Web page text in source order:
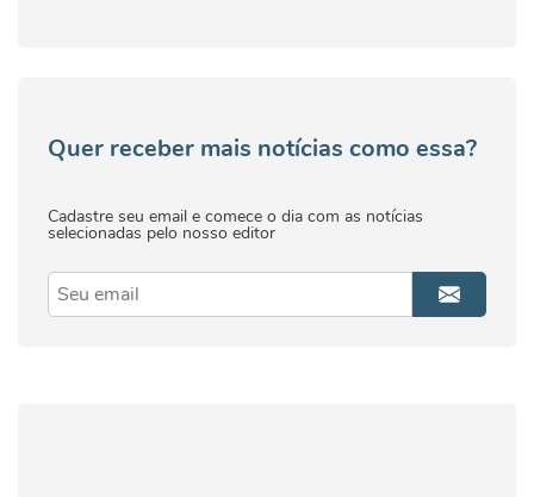
Quer receber mais notícias como essa?
Cadastre seu email e comece o dia com as notícias
selecionadas pelo nosso editor